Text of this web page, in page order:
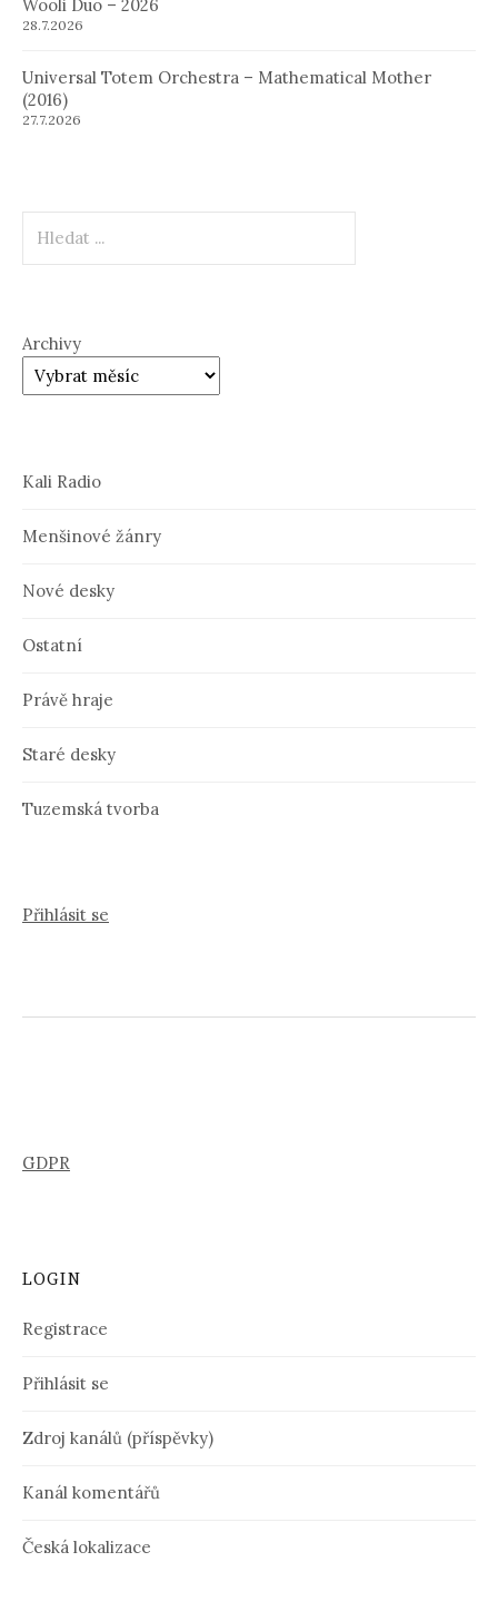
Wooli Duo – 2026
28.7.2026
Universal Totem Orchestra – Mathematical Mother
(2016)
27.7.2026
Archivy
Kali Radio
Menšinové žánry
Nové desky
Ostatní
Právě hraje
Staré desky
Tuzemská tvorba
Přihlásit se
GDPR
LOGIN
Registrace
Přihlásit se
Zdroj kanálů (příspěvky)
Kanál komentářů
Česká lokalizace